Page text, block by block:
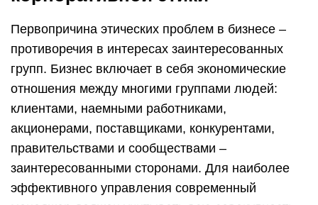
Первопричина этических проблем в бизнесе –
противоречия в интересах заинтересованных
групп. Бизнес включает в себя экономические
отношения между многими группами людей:
клиентами, наемными работниками,
акционерами, поставщиками, конкурентами,
правительствами и сообществами –
заинтересованными сторонами. Для наиболее
эффективного управления современный